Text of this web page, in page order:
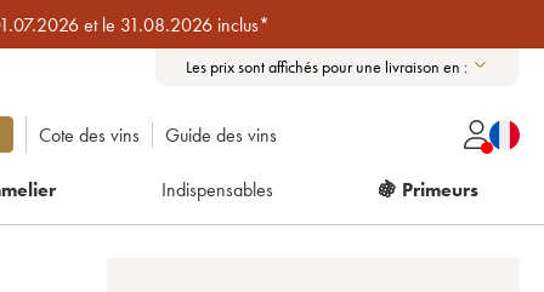
et le 31.08.2026 inclus*
Les prix sont affichés pour une livraison en :
Cote des vins Guide des vins
Indispensables 🍇 Primeurs